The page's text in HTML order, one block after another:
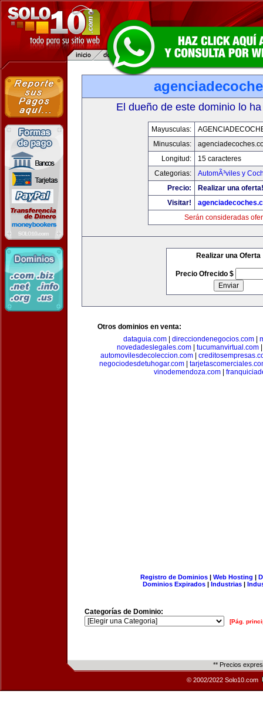
El dueño de este dominio lo
Mayusculas:
Minusculas:
Longitud:
15 caracteres
Categorias:
AutomÃ³viles y
Precio:
Realizar una oferta!
Visitar!
Serán consideradas
Realizar una Oferta
Precio Ofrecido $
Otros dominios en venta:
dataguia.com| direcciondenegocios.com|
novedadeslegales.com
tucumanvirtual.com
automovilesdecoleccion.com
negociodesdetuhogar.com
vinodemendoza.com|
Registro de Dominios| Web Hosting |
Dominios Expirados | Industrias |
Categorías de Dominio:
[Pág.
** Precios
© 2002/2022 Solo10.com